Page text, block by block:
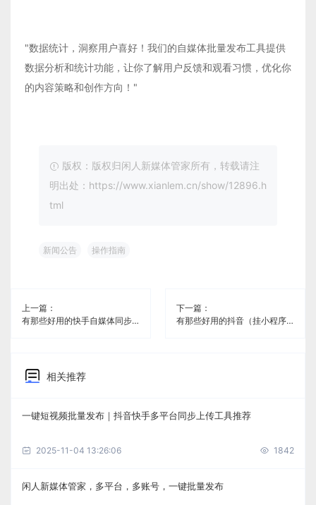
"数据统计，洞察用户喜好！我们的自媒体批量发布工具提供
数据分析和统计功能，让你了解用户反馈和观看习惯，优化你
的内容策略和创作方向！"
版权：版权归闲人新媒体管家所有，转载请注
明出处：https://www.xianlem.cn/show/12896.h
tml
新闻公告 操作指南
上一篇：
有那些好用的快手自媒体同步软件《闲人新媒体管家》
下一篇：
有那些好用的抖音（挂小程序）自媒体同步软件《闲人新媒体管家》
相关推荐
一键短视频批量发布｜抖音快手多平台同步上传工具推荐
2025-11-04 13:26:06 1842
闲人新媒体管家，多平台，多账号，一键批量发布